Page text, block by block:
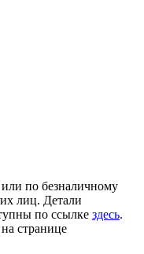
по безналичному
лиц. Детали
по ссылке здесь.
странице